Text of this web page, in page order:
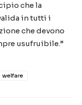
che la
in tutti i
che devono
usufruibile.”
welfare